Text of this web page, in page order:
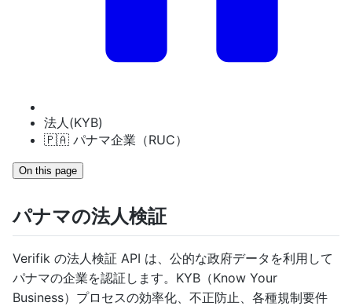
法人(KYB)
🇵🇦 パナマ企業（RUC）
On this page
パナマの法人検証
Verifik の法人検証 API は、公的な政府データを利用して
パナマの企業を認証します。KYB（Know Your
Business）プロセスの効率化、不正防止、各種規制要件